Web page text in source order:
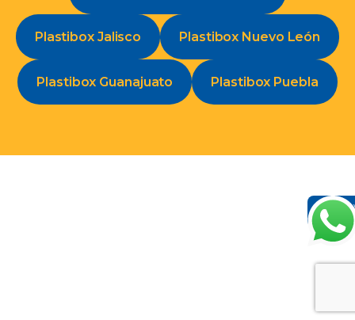
en
Plastibox Jalisco Plastibox Nuevo León
Plastibox Guanajuato Plastibox Puebla